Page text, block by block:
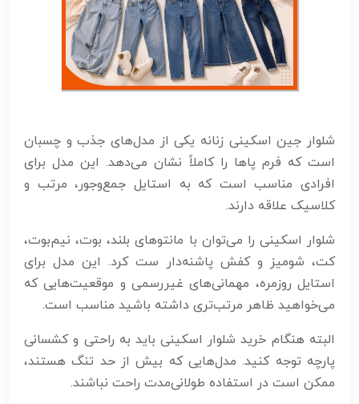
شلوار جین اسکینی زنانه یکی از مدل‌های جذب و چسبان
است که فرم پاها را کاملاً نشان می‌دهد. این مدل برای
افرادی مناسب است که به استایل جمع‌وجور، مرتب و
کلاسیک علاقه دارند.
شلوار اسکینی را می‌توان با مانتوهای بلند، بوت، نیم‌بوت،
کت، شومیز و کفش پاشنه‌دار ست کرد. این مدل برای
استایل روزمره، مهمانی‌های غیررسمی و موقعیت‌هایی که
می‌خواهید ظاهر مرتب‌تری داشته باشید مناسب است.
البته هنگام خرید شلوار اسکینی باید به راحتی و کشسانی
پارچه توجه کنید. مدل‌هایی که بیش از حد تنگ هستند،
ممکن است در استفاده طولانی‌مدت راحت نباشند.